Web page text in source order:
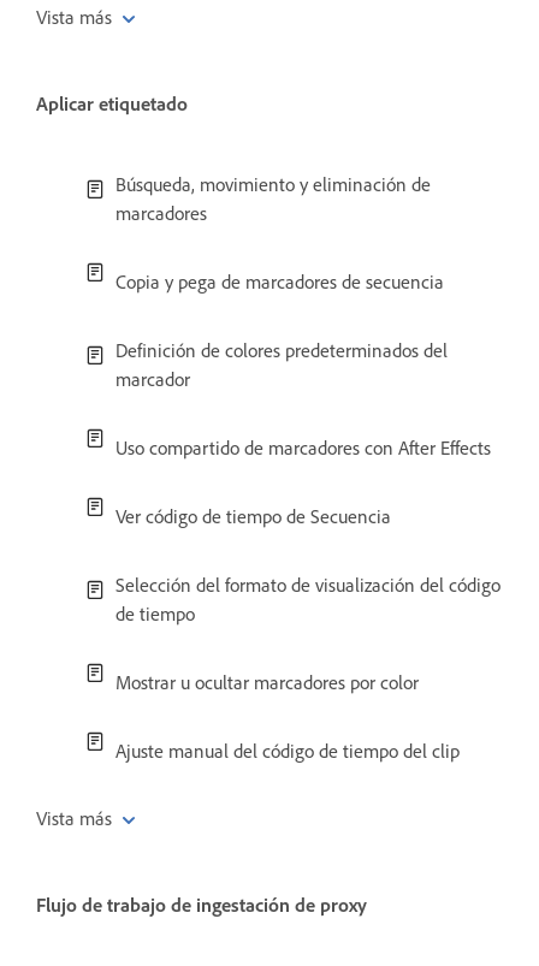
Vista más
Aplicar etiquetado
Búsqueda, movimiento y eliminación de
marcadores
Copia y pega de marcadores de secuencia
Definición de colores predeterminados del
marcador
Uso compartido de marcadores con After Effects
Ver código de tiempo de Secuencia
Selección del formato de visualización del código
de tiempo
Mostrar u ocultar marcadores por color
Ajuste manual del código de tiempo del clip
Vista más
Flujo de trabajo de ingestación de proxy